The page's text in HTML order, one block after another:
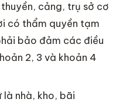
cảng, trụ sở cơ
có thẩm quyền tạm
bảo đảm các điều
2, 3 và khoản 4
nhà, kho, bãi